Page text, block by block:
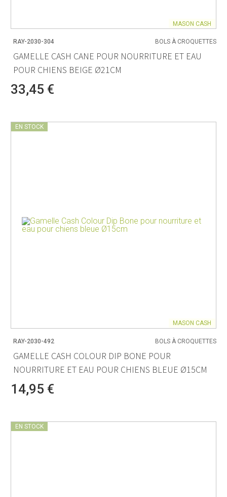
MASON CASH
RAY-2030-304 BOLS À CROQUETTES
GAMELLE CASH CANE POUR NOURRITURE ET EAU
POUR CHIENS BEIGE Ø21CM
33,45 €
EN STOCK
MASON CASH
RAY-2030-492 BOLS À CROQUETTES
GAMELLE CASH COLOUR DIP BONE POUR
NOURRITURE ET EAU POUR CHIENS BLEUE Ø15CM
14,95 €
EN STOCK